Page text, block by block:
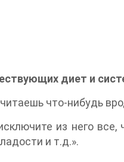
диет и
что-нибудь
из него все,
и т.д.».